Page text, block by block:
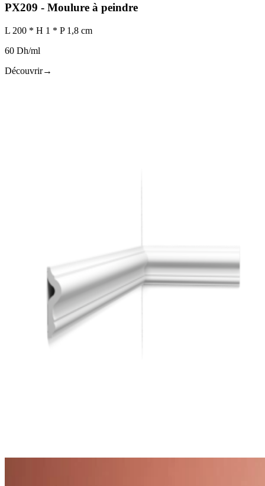
PX209 - Moulure à peindre
L 200 * H 1 * P 1,8 cm
60 Dh/ml
Découvrir→